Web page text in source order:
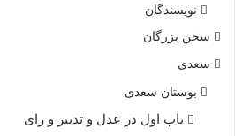
نویسندگان
سخن بزرگان
سعدی
بوستان سعدی
باب اول در عدل و تدبیر و رای